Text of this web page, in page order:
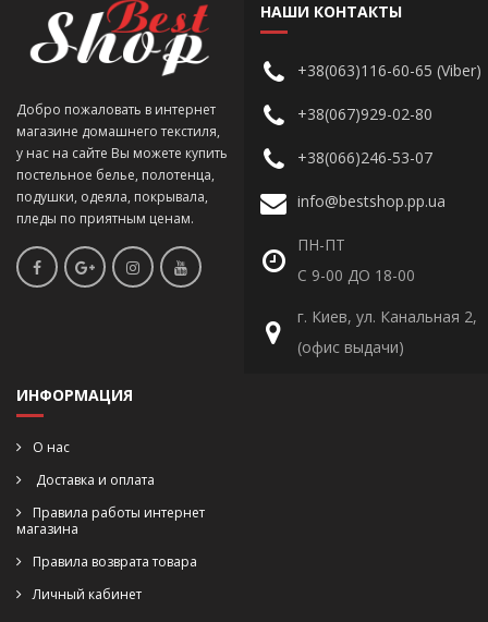
Добро пожаловать в интернет
магазине домашнего текстиля,
у нас на сайте Вы можете купить
постельное белье, полотенца,
подушки, одеяла, покрывала,
пледы по приятным ценам.
НАШИ КОНТАКТЫ
+38(063)116-60-65 (Viber)
+38(067)929-02-80
+38(066)246-53-07
info@bestshop.pp.ua
ПН-ПТ
С 9-00 ДО 18-00
г. Киев, ул. Канальная 2,
(офис выдачи)
ИНФОРМАЦИЯ
О нас
Доставка и оплата
Правила работы интернет
магазина
Правила возврата товара
Личный кабинет